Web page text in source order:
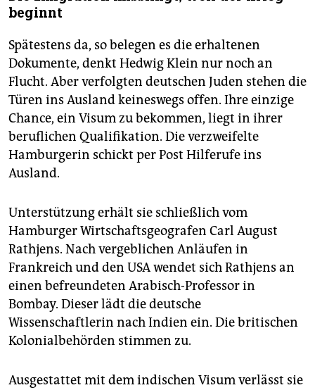
beginnt
Spätestens da, so belegen es die erhaltenen
Dokumente, denkt Hedwig Klein nur noch an
Flucht. Aber verfolgten deutschen Juden stehen die
Türen ins Ausland keineswegs offen. Ihre einzige
Chance, ein Visum zu bekommen, liegt in ihrer
beruflichen Qualifikation. Die verzweifelte
Hamburgerin schickt per Post Hilferufe ins
Ausland.
Unterstützung erhält sie schließlich vom
Hamburger Wirtschaftsgeografen Carl August
Rathjens. Nach vergeblichen Anläufen in
Frankreich und den USA wendet sich Rathjens an
einen befreundeten Arabisch-Professor in
Bombay. Dieser lädt die deutsche
Wissenschaftlerin nach Indien ein. Die britischen
Kolonialbehörden stimmen zu.
Ausgestattet mit dem indischen Visum verlässt sie